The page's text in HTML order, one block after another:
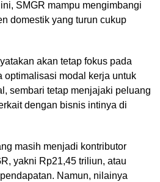
SMGR mampu mengimbangi
domestik yang turun cukup
akan tetap fokus pada
optimalisasi modal kerja untuk
sembari tetap menjajaki peluang
dengan bisnis intinya di
masih menjadi kontributor
yakni Rp21,45 triliun, atau
Namun, nilainya